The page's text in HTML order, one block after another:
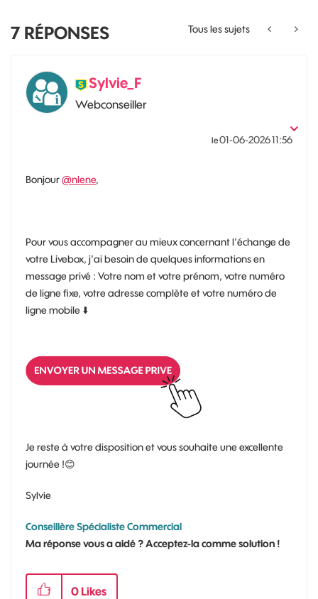
Tous les sujets
7 RÉPONSES
Sylvie_F
Webconseiller
le‎01-06-202611:56
Bonjour@nlene,
Pour vous accompagner au mieux concernant l'échange de
votre Livebox, j’ai besoin de quelques informations en
message privé : Votre nom et votre prénom, votre numéro
de ligne fixe, votre adresse complète et votre numéro de
ligne mobile ⬇️
Je reste à votre disposition et vous souhaite une excellente
journée !😊
Sylvie
Conseillère Spécialiste Commercial
Ma réponse vous a aidé ? Acceptez-la comme solution !
0 Likes